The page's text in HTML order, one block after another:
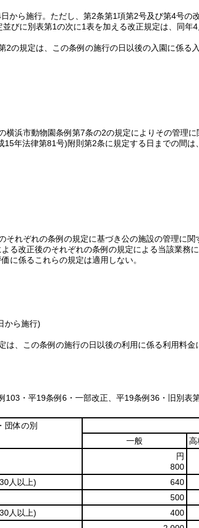
から施行。ただし、第2条第1項第2号及び第4号の
びに別表第1の次に1表を加える改正規定は、同年
2の規定は、この条例の施行の日以後の入園に係る
横浜市動物園条例第7条の2の規定によりその管理
15年法律第81号)附則第2条に規定する日までの間は
それぞれの条例の規定に基づき公の施設の管理に
る改正後のそれぞれの条例の規定による当該業務
に係るこれらの規定は適用しない。
から施行)
は、この条例の施行の日以後の利用に係る利用料
・平19条例6・一部改正、平19条例36・旧別表
団体の別
一般
高
円
800
人以上) 640
500
人以上) 400